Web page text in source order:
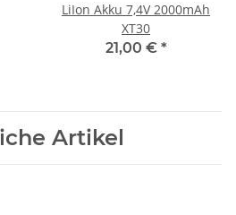
LiIon Akku 7,4V 2000mAh
XT30
21,00 € *
Artikel